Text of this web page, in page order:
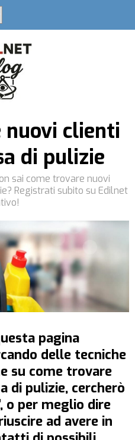
nuovi clienti
di pulizie
sai come trovare nuovi
Registrati subito su Edilnet
pagina
delle tecniche
su come trovare
di pulizie, cercherò
o per meglio dire
ad avere in